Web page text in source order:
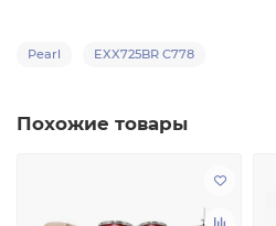
Pearl EXX725BR C778
Похожие товары